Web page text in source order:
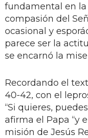
fundamental en la
compasión del
ocasional y
parece ser la
se encarnó la
Recordando el
40-42, con el
“Si quieres,
afirma el Papa “y
misión de Jesús